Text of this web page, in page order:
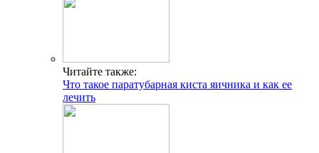
Читайте также:
Что такое паратубарная киста яичника и как ее
лечить